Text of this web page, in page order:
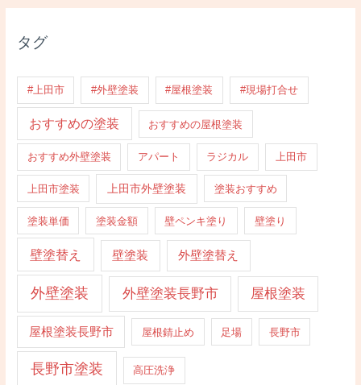
タグ
#上田市 #外壁塗装 #屋根塗装 #現場打合せ
おすすめの塗装 おすすめの屋根塗装
おすすめ外壁塗装 アパート ラジカル 上田市
上田市塗装 上田市外壁塗装 塗装おすすめ
塗装単価 塗装金額 壁ペンキ塗り 壁塗り
壁塗替え 壁塗装 外壁塗替え
外壁塗装 外壁塗装長野市 屋根塗装
屋根塗装長野市 屋根錆止め 足場 長野市
長野市塗装 高圧洗浄